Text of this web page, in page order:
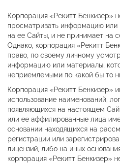
Корпорация «Рекитт Бенкизер»
просматривать информацию
на ее Сайты, и не принимает на
Однако, корпорация «Рекитт
право, по своему личному
информацию или материалы,
неприемлемыми по какой бы то
Корпорация «Рекитт Бенкизер»
использование наименований,
появляющихся на настоящем
или ее аффилированные лица
основании находящихся на
регистрации или
лицензий, либо на иных
корпорация «Рекитт Бенкизер»